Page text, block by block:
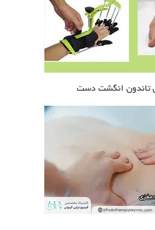
تاندون انگشت دست